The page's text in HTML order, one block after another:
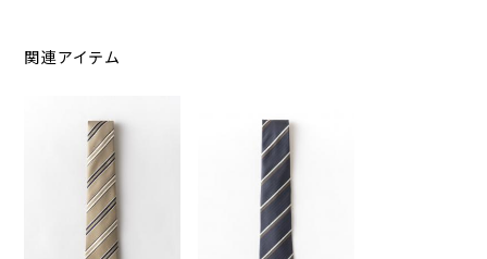
関連アイテム